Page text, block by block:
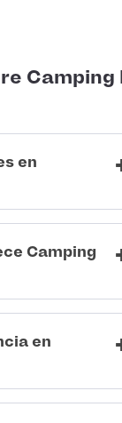
Camping
en
Camping
en